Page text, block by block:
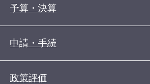
予算・決算
申請・手続
政策評価